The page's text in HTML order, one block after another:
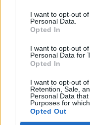
I want to opt-out
Personal Data.
Opted In
I want to opt-out
Personal Data for
Opted In
I want to opt-out
Retention, Sale,
Personal Data
Purposes for
Opted Out
gestionar
Copyright ©